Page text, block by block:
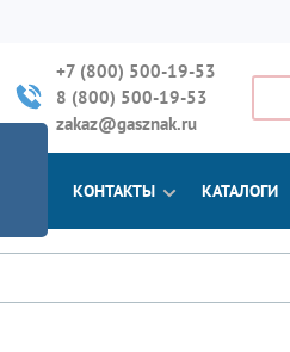
+7 (800) 500-19-53
8 (800) 500-19-53
zakaz@gasznak.ru
КОНТАКТЫ КАТАЛОГИ